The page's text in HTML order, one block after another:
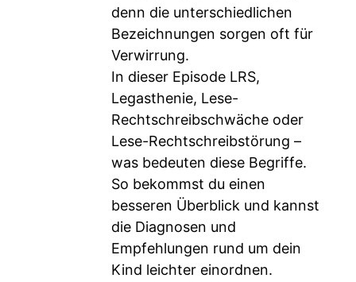
denn die unterschiedlichen
Bezeichnungen sorgen oft für
Verwirrung.
In dieser Episode LRS,
Legasthenie, Lese-
Rechtschreibschwäche oder
Lese-Rechtschreibstörung –
was bedeuten diese Begriffe.
So bekommst du einen
besseren Überblick und kannst
die Diagnosen und
Empfehlungen rund um dein
Kind leichter einordnen.